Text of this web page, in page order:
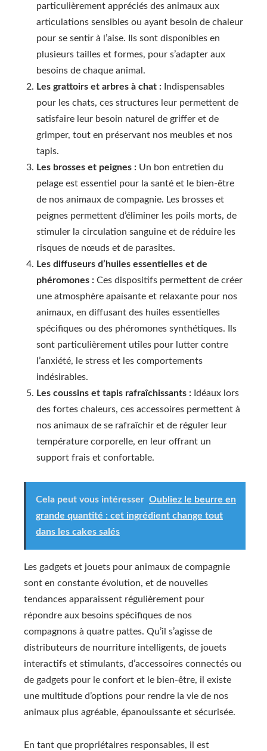
particulièrement appréciés des animaux aux
articulations sensibles ou ayant besoin de chaleur
pour se sentir à l’aise. Ils sont disponibles en
plusieurs tailles et formes, pour s’adapter aux
besoins de chaque animal.
Les grattoirs et arbres à chat : Indispensables
pour les chats, ces structures leur permettent de
satisfaire leur besoin naturel de griffer et de
grimper, tout en préservant nos meubles et nos
tapis.
Les brosses et peignes : Un bon entretien du
pelage est essentiel pour la santé et le bien-être
de nos animaux de compagnie. Les brosses et
peignes permettent d’éliminer les poils morts, de
stimuler la circulation sanguine et de réduire les
risques de nœuds et de parasites.
Les diffuseurs d’huiles essentielles et de
phéromones : Ces dispositifs permettent de créer
une atmosphère apaisante et relaxante pour nos
animaux, en diffusant des huiles essentielles
spécifiques ou des phéromones synthétiques. Ils
sont particulièrement utiles pour lutter contre
l’anxiété, le stress et les comportements
indésirables.
Les coussins et tapis rafraîchissants : Idéaux lors
des fortes chaleurs, ces accessoires permettent à
nos animaux de se rafraîchir et de réguler leur
température corporelle, en leur offrant un
support frais et confortable.
Cela peut vous intéresser Oubliez le beurre en
grande quantité : cet ingrédient change tout
dans les cakes salés
Les gadgets et jouets pour animaux de compagnie
sont en constante évolution, et de nouvelles
tendances apparaissent régulièrement pour
répondre aux besoins spécifiques de nos
compagnons à quatre pattes. Qu’il s’agisse de
distributeurs de nourriture intelligents, de jouets
interactifs et stimulants, d’accessoires connectés ou
de gadgets pour le confort et le bien-être, il existe
une multitude d’options pour rendre la vie de nos
animaux plus agréable, épanouissante et sécurisée.
En tant que propriétaires responsables, il est